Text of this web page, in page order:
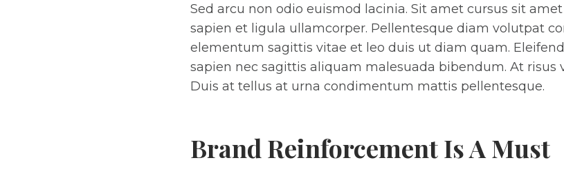
Sed arcu non odio euismod lacinia. Sit amet cursus sit
sapien et ligula ullamcorper. Pellentesque diam volutpat
elementum sagittis vitae et leo duis ut diam quam.
sapien nec sagittis aliquam malesuada bibendum. At risus
Duis at tellus at urna condimentum mattis pellentesque.
Brand Reinforcement Is A Must